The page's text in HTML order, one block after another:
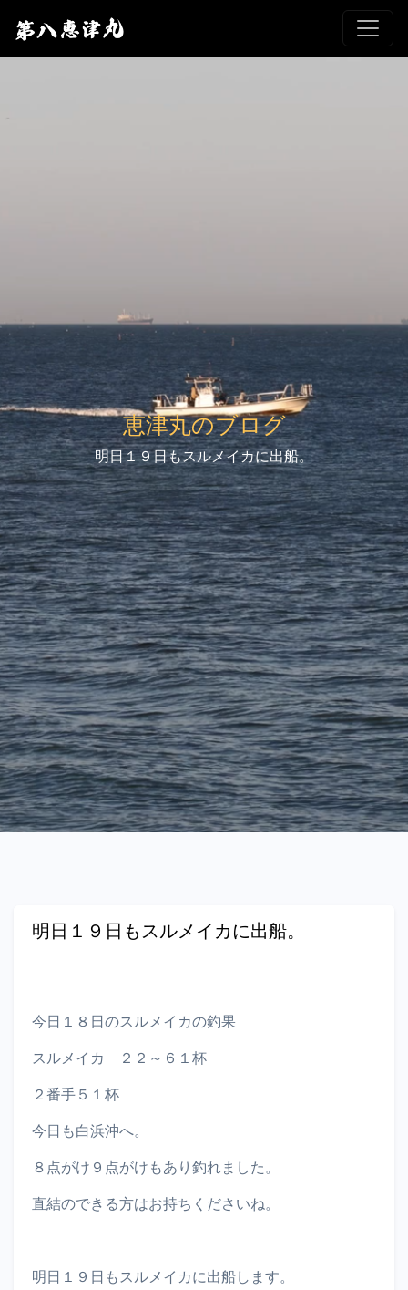
恵津丸のブログ
明日１９日もスルメイカに出船。
明日１９日もスルメイカに出船。
今日１８日のスルメイカの釣果
スルメイカ ２２～６１杯
２番手５１杯
今日も白浜沖へ。
８点がけ９点がけもあり釣れました。
直結のできる方はお持ちくださいね。
明日１９日もスルメイカに出船します。